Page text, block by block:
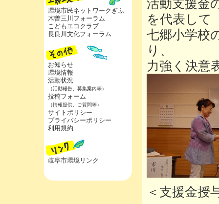
環境市民ネットワークぎふ
木曽三川フォーラム
こどもエコクラブ
長良川文化フォーラム
お知らせ
環境情報
活動状況
（活動報告、募集案内等）
投稿フォーム
（情報提供、ご質問等）
サイトポリシー
プライバシーポリシー
利用規約
岐阜市環境リンク
活動支援金
を代表して
七郷小学校
り、
力強く決意
＜支援金授